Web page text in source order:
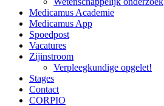
Medicamus Academie
Medicamus App
Spoedpost
Vacatures
Zijinstroom
Verpleegkundige opgelet!
Stages
Contact
CORPIO